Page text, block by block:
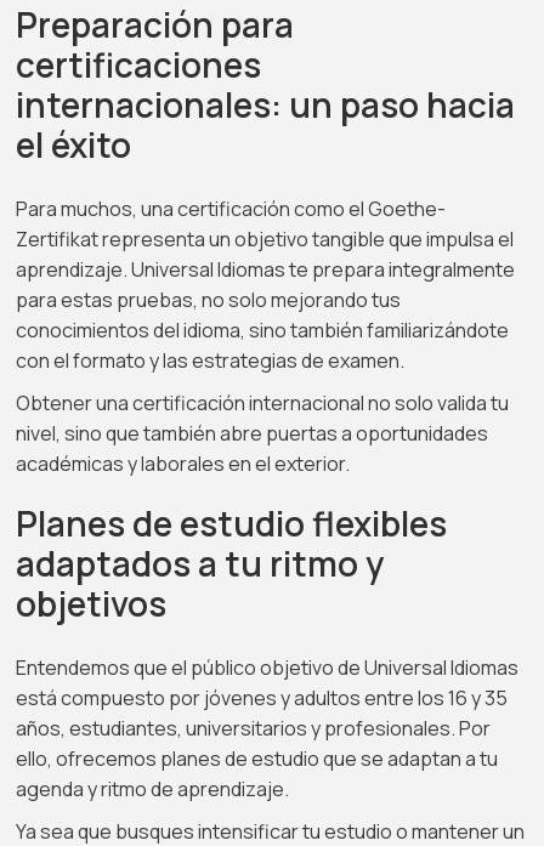
Preparación para
certificaciones
internacionales: un paso hacia
el éxito
Para muchos, una certificación como el Goethe-
Zertifikat representa un objetivo tangible que impulsa el
aprendizaje. Universal Idiomas te prepara integralmente
para estas pruebas, no solo mejorando tus
conocimientos del idioma, sino también familiarizándote
con el formato y las estrategias de examen.
Obtener una certificación internacional no solo valida tu
nivel, sino que también abre puertas a oportunidades
académicas y laborales en el exterior.
Planes de estudio flexibles
adaptados a tu ritmo y
objetivos
Entendemos que el público objetivo de Universal Idiomas
está compuesto por jóvenes y adultos entre los 16 y 35
años, estudiantes, universitarios y profesionales. Por
ello, ofrecemos planes de estudio que se adaptan a tu
agenda y ritmo de aprendizaje.
Ya sea que busques intensificar tu estudio o mantener un